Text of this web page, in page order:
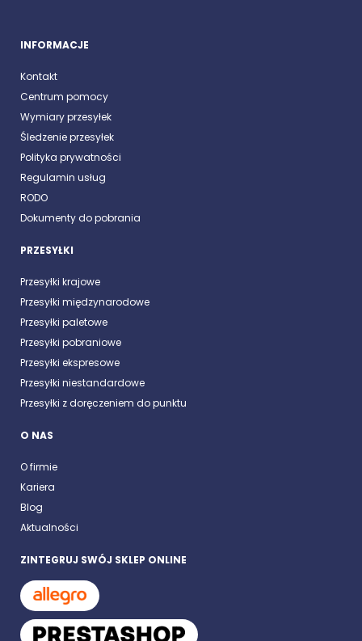
INFORMACJE
Kontakt
Centrum pomocy
Wymiary przesyłek
Śledzenie przesyłek
Polityka prywatności
Regulamin usług
RODO
Dokumenty do pobrania
PRZESYŁKI
Przesyłki krajowe
Przesyłki międzynarodowe
Przesyłki paletowe
Przesyłki pobraniowe
Przesyłki ekspresowe
Przesyłki niestandardowe
Przesyłki z doręczeniem do punktu
O NAS
O firmie
Kariera
Blog
Aktualności
ZINTEGRUJ SWÓJ SKLEP ONLINE